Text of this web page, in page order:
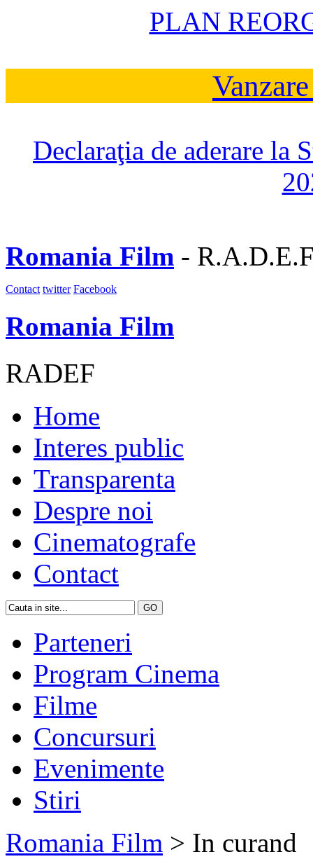
PLAN
Declaraţia de aderare la
Romania Film -
Contact twitter Facebook
Romania Film
RADEF
Home
Interes public
Transparenta
Despre noi
Cinematografe
Contact
Parteneri
Program Cinema
Filme
Concursuri
Evenimente
Stiri
Romania Film > In curand